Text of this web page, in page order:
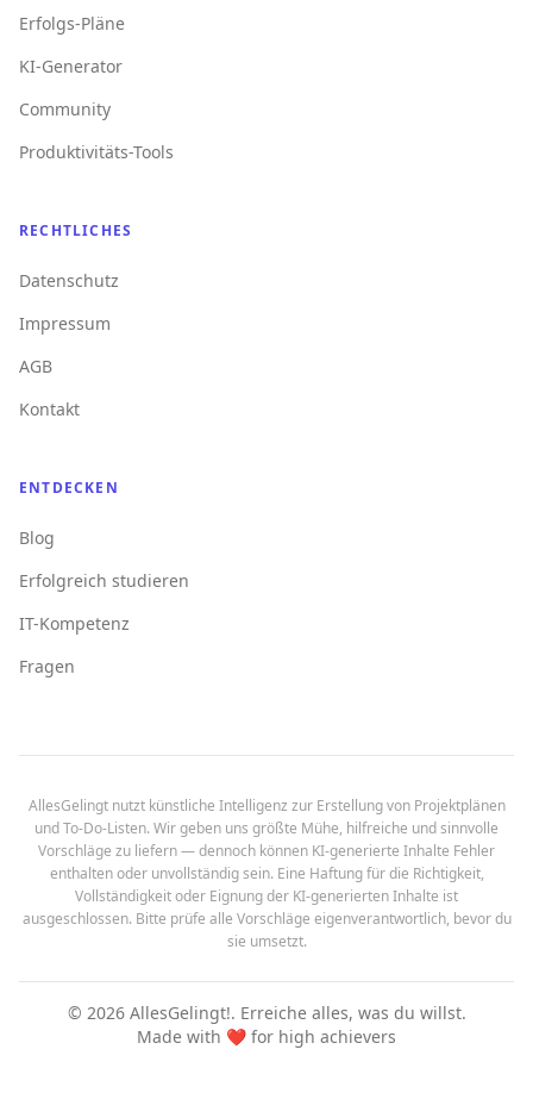
Erfolgs-Pläne
KI-Generator
Community
Produktivitäts-Tools
RECHTLICHES
Datenschutz
Impressum
AGB
Kontakt
ENTDECKEN
Blog
Erfolgreich studieren
IT-Kompetenz
Fragen
AllesGelingt nutzt künstliche Intelligenz zur Erstellung von Projektplänen
und To-Do-Listen. Wir geben uns größte Mühe, hilfreiche und sinnvolle
Vorschläge zu liefern — dennoch können KI-generierte Inhalte Fehler
enthalten oder unvollständig sein. Eine Haftung für die Richtigkeit,
Vollständigkeit oder Eignung der KI-generierten Inhalte ist
ausgeschlossen. Bitte prüfe alle Vorschläge eigenverantwortlich, bevor du
sie umsetzt.
© 2026AllesGelingt!. Erreiche alles, was du willst.
Made with ❤️ for high achievers